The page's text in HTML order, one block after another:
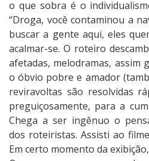
o que sobra é o
“Droga, você contaminou a
buscar a gente aqui, eles
acalmar-se. O roteiro
afetadas, melodramas, assim
o óbvio pobre e amador
reviravoltas são resolvidas
preguiçosamente, para a
Chega a ser ingênuo o
dos roteiristas. Assisti ao
Em certo momento da